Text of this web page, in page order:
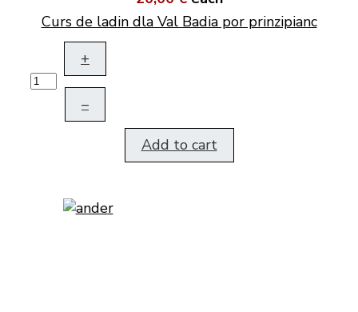
Curs de ladin dla Val Badia por prinzipianc
+
–
Add to cart